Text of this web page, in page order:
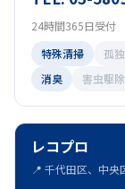
24時間365日受付
特殊清掃
孤
消臭
害虫駆除
レコプロ
📍 千代田区、中央